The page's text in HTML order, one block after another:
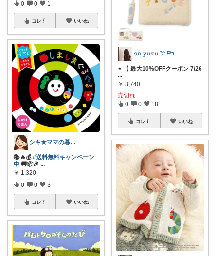
0 0 1
コレ いいね
シキ★ママの暮らし、キッズ
📚🔥💰#送料無料キャンペーン
中 🚚📦🎉 ...
￥ 1,320
0 0 3
コレ いいね
𝚜𝚗.𝚢𝚞𝚣𝚞 𓇢 𓆸
⋆ 【 最大10%OFFクーポン 7/26
...
￥ 3,740
売切れ
0 0 18
コレ いいね